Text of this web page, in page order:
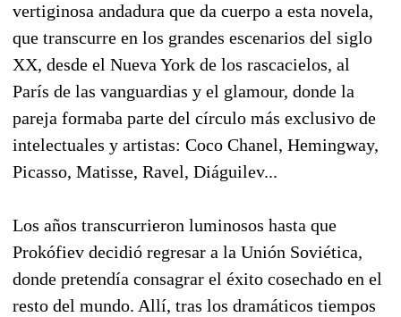
vertiginosa andadura que da cuerpo a esta novela,
que transcurre en los grandes escenarios del siglo
XX, desde el Nueva York de los rascacielos, al
París de las vanguardias y el glamour, donde la
pareja formaba parte del círculo más exclusivo de
intelectuales y artistas: Coco Chanel, Hemingway,
Picasso, Matisse, Ravel, Diáguilev...
Los años transcurrieron luminosos hasta que
Prokófiev decidió regresar a la Unión Soviética,
donde pretendía consagrar el éxito cosechado en el
resto del mundo. Allí, tras los dramáticos tiempos